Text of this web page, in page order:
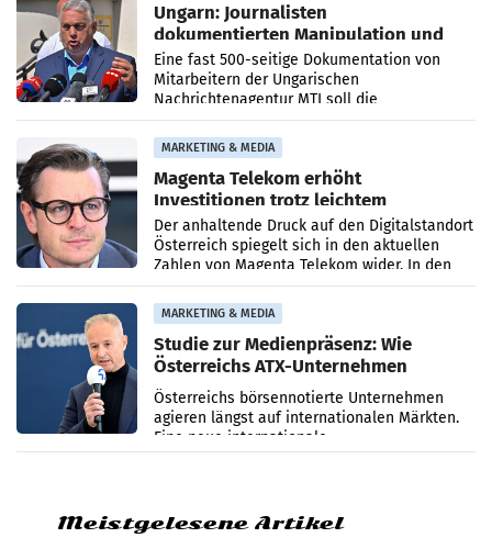
Ungarn: Journalisten
dokumentierten Manipulation und
Zensur
Eine fast 500-seitige Dokumentation von
Mitarbeitern der Ungarischen
Nachrichtenagentur MTI soll die
systematische Nachrichten-Manipulation und
Zensur bei der Agentur während der Zeit
MARKETING & MEDIA
Magenta Telekom erhöht
Investitionen trotz leichtem
Umsatzrückgang
Der anhaltende Druck auf den Digitalstandort
Österreich spiegelt sich in den aktuellen
Zahlen von Magenta Telekom wider. In den
ersten sechs Monaten des laufenden Jahres
verzeichnete
MARKETING & MEDIA
Studie zur Medienpräsenz: Wie
Österreichs ATX-Unternehmen
international wahrgenommen
werden
Österreichs börsennotierte Unternehmen
agieren längst auf internationalen Märkten.
Eine neue internationale
Medienresonanzanalyse untersucht die
Meistgelesene Artikel